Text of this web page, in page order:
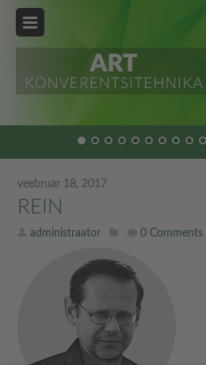
veebruar 18, 2017
REIN
administraator 0 Comments